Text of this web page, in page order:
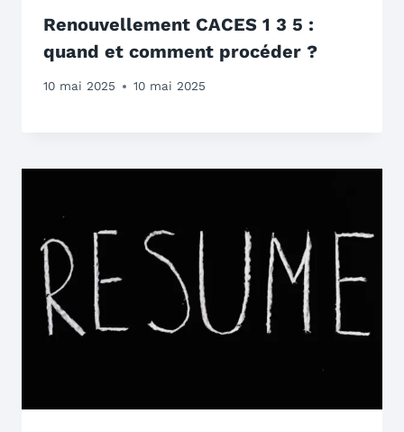
Renouvellement CACES 1 3 5 :
quand et comment procéder ?
10 mai 2025 10 mai 2025